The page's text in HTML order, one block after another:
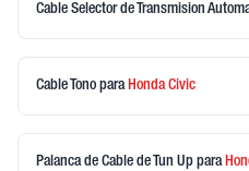
Cable Selector de Transmision
Cable Tono para HondaCivic
Palanca de Cable de Tun Up para